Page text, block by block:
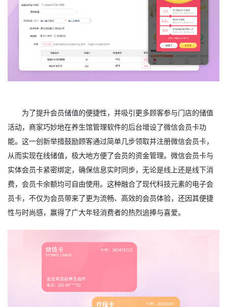
为了提升会员储值的便捷性，并吸引更多顾客参与门店的储值
活动，商家巧妙地在养生馆管理软件的后台增设了微信会员卡功
能。这一创新举措鼓励顾客通过简单几步领取并注册微信会员卡，
从而实现在线储值，极大地方便了会员的资金管理。微信会员卡与
实体会员卡紧密绑定，确保信息实时同步，无论是线上还是线下消
费，会员卡余额均可自由使用。这种融合了现代科技元素的电子会
员卡，不仅为会员带来了更为流畅、高效的会员体验，还因其便捷
性与时尚感，赢得了广大年轻消费者的热烈追捧与喜爱。